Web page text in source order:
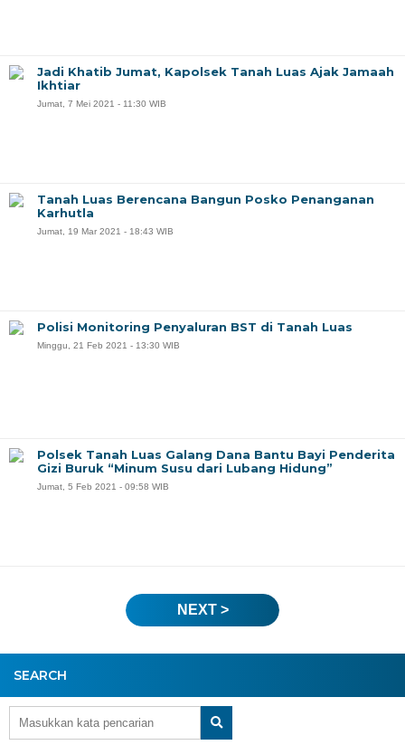
SEARCH
Jadi Khatib Jumat, Kapolsek Tanah Luas Ajak Jamaah
Ikhtiar
Jumat, 7 Mei 2021 - 11:30 WIB
Tanah Luas Berencana Bangun Posko Penanganan
Karhutla
Jumat, 19 Mar 2021 - 18:43 WIB
Polisi Monitoring Penyaluran BST di Tanah Luas
Minggu, 21 Feb 2021 - 13:30 WIB
Polsek Tanah Luas Galang Dana Bantu Bayi Penderita
Gizi Buruk “Minum Susu dari Lubang Hidung”
Jumat, 5 Feb 2021 - 09:58 WIB
NEXT >